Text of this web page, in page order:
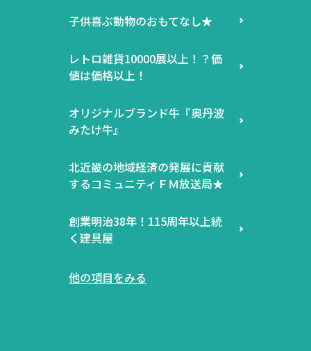
子供喜ぶ動物のおもてなし★
レトロ雑貨10000展以上！？価
値は価格以上！
オリジナルブランド牛『奥丹波
みたけ牛』
北近畿の地域経済の発展に貢献
するコミュニティＦＭ放送局★
創業明治38年！115周年以上続
く建具屋
他の項目をみる